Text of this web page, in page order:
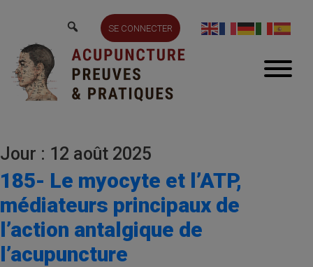
SE CONNECTER
Jour : 12 août 2025
185- Le myocyte et l’ATP,
médiateurs principaux de
l’action antalgique de
l’acupuncture